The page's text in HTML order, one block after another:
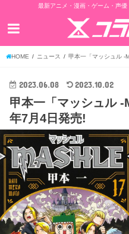
最新アニメ・漫画・ゲーム・声
HOME ニュース 甲本一「マッシュル -
2023.06.08 2023.10.02
甲本一「マッシュル
年7月4日発売!